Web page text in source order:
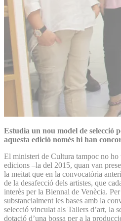
Estudia un nou model de selecció
aquesta edició només hi han
El ministeri de Cultura tampoc no ho
edicions –la del 2015, quan van
la meitat que en la convocatòria
de la desafecció dels artistes, que
interès per la Biennal de Venècia.
substancialment les bases amb la
selecció vinculat als Tallers d’art, la
dotació d’una bossa per a la